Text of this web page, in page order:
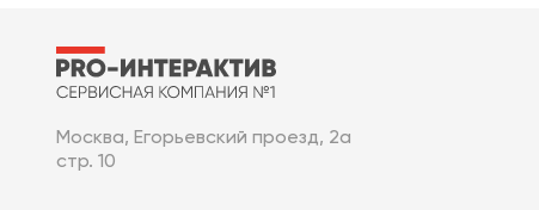
Москва, Егорьевский проезд, 2а
стр. 10